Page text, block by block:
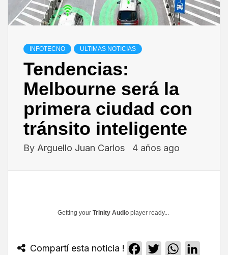
INFOTECNO ULTIMAS NOTICIAS
Tendencias:
Melbourne será la
primera ciudad con
tránsito inteligente
By Arguello Juan Carlos 4 años ago
Getting your Trinity Audio player ready...
Compartí esta noticia ! Facebook
TwitterWhatsApp